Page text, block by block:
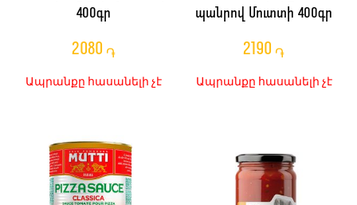
400գր
2080 ֏
Ապրանքը հասանելի չէ
պանրով Մուտտի 400գր
2190 ֏
Ապրանքը հասանելի չէ